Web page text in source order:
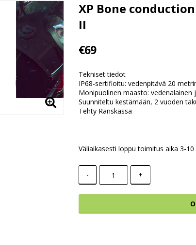
XP Bone
II
€69
Tekniset tiedot
IP68-sertifioitu: vedenpitävä 20
Monipuolinen maasto:
Suunniteltu kestämään, 2 vuoden
Tehty Ranskassa
Väliaikasesti loppu toimitus aika 3-
- +